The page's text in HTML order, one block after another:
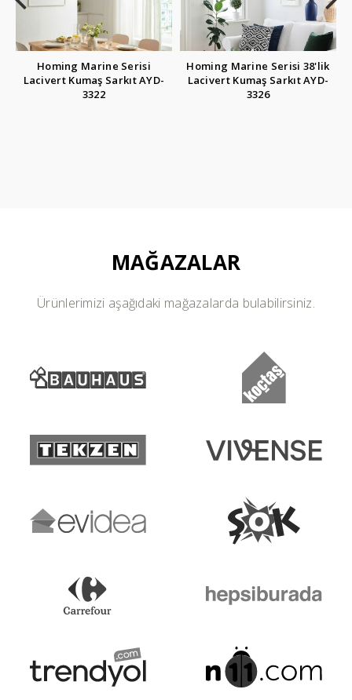
AYD-
Homing Marine Serisi 38'lik
Lacivert Kumaş Sarkıt AYD-
Homing Marine Serisi
Lacivert Kumaş Sarkıt
MAĞAZALAR
Ürünlerimizi aşağıdaki mağazalarda bulabilirsiniz.